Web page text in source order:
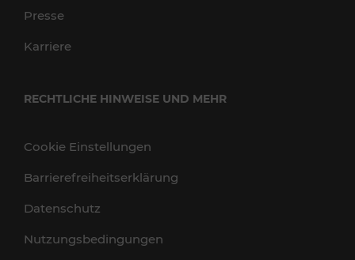
Presse
Karriere
RECHTLICHE HINWEISE UND MEHR
Cookie Einstellungen
Barrierefreiheitserklärung
Datenschutz
Nutzungsbedingungen